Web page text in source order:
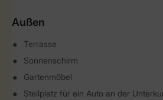
Außen
Terrasse
Sonnenschirm
Gartenmöbel
Stellplatz für ein Auto an der